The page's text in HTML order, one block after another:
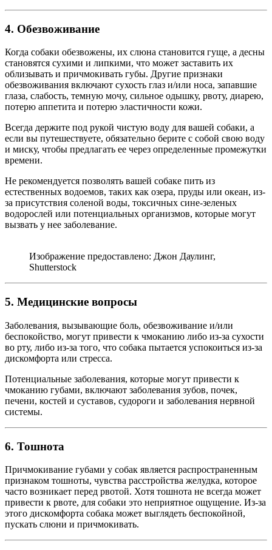
4. Обезвоживание
Когда собаки обезвожены, их слюна становится гуще, а десны
становятся сухими и липкими, что может заставить их
облизывать и причмокивать губы. Другие признаки
обезвоживания включают сухость глаз и/или носа, запавшие
глаза, слабость, темную мочу, сильное одышку, рвоту, диарею,
потерю аппетита и потерю эластичности кожи.
Всегда держите под рукой чистую воду для вашей собаки, а
если вы путешествуете, обязательно берите с собой свою воду
и миску, чтобы предлагать ее через определенные промежутки
времени.
Не рекомендуется позволять вашей собаке пить из
естественных водоемов, таких как озера, пруды или океан, из-
за присутствия соленой воды, токсичных сине-зеленых
водорослей или потенциальных организмов, которые могут
вызвать у нее заболевание.
Изображение предоставлено: Джон Даулинг,
Shutterstock
5. Медицинские вопросы
Заболевания, вызывающие боль, обезвоживание и/или
беспокойство, могут привести к чмоканию либо из-за сухости
во рту, либо из-за того, что собака пытается успокоиться из-за
дискомфорта или стресса.
Потенциальные заболевания, которые могут привести к
чмоканию губами, включают заболевания зубов, почек,
печени, костей и суставов, судороги и заболевания нервной
системы.
6. Тошнота
Причмокивание губами у собак является распространенным
признаком тошноты, чувства расстройства желудка, которое
часто возникает перед рвотой. Хотя тошнота не всегда может
привести к рвоте, для собаки это неприятное ощущение. Из-за
этого дискомфорта собака может выглядеть беспокойной,
пускать слюни и причмокивать.